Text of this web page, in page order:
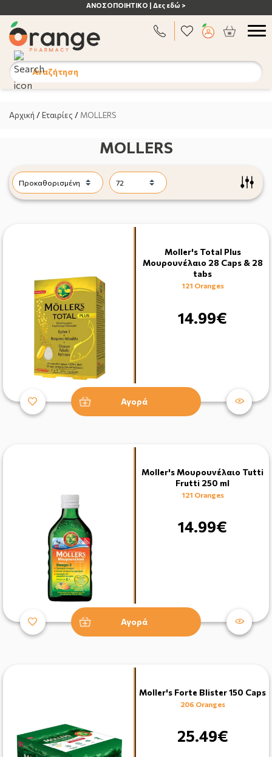
ΑΝΟΣΟΠΟΙΗΤΙΚΟ | Δες εδώ >
Αναζήτηση
Αρχική /Εταιρίες / MOLLERS
MOLLERS
Moller's Total Plus
Μουρουνέλαιο 28 Caps & 28
tabs
121 Oranges
14.99€
Αγορά
Moller's Μουρουνέλαιο Tutti
Frutti 250 ml
121 Oranges
14.99€
Αγορά
Moller's Forte Blister 150 Caps
206 Oranges
25.49€